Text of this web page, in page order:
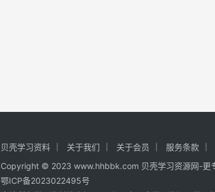
贝壳学习资料 关于我们 关于会员 服务条款
Copyright © 2023 www.hhbbk.com 贝壳学习资源网-更
鄂ICP备2023022495号